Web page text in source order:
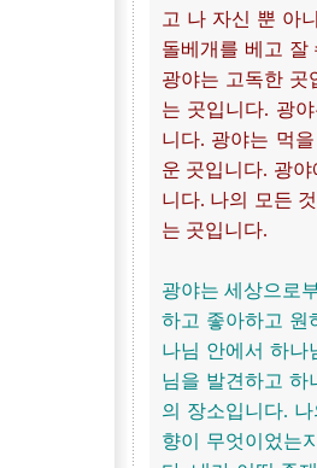
고 나 자신 뿐 아
돌베개를 베고 잘
광야는 고독한 곳
는 곳입니다. 광
니다. 광야는 먹
운 곳입니다. 광
니다. 나의 모든
는 곳입니다.
광야는 세상으로
하고 좋아하고 원
나님 안에서 하나
님을 발견하고 하
의 장소입니다.
향이 무엇이었는